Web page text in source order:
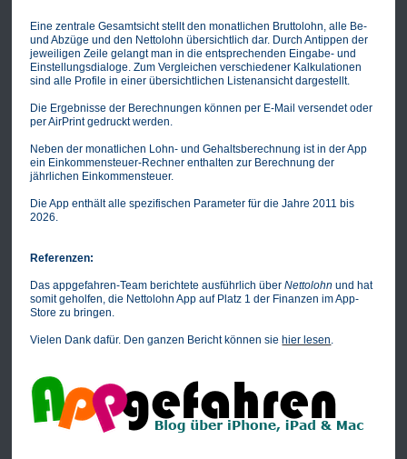
Eine zentrale Gesamtsicht stellt den monatlichen Bruttolohn, alle Be-
und Abzüge und den Nettolohn übersichtlich dar. Durch Antippen der
jeweiligen Zeile gelangt man in die entsprechenden Eingabe- und
Einstellungsdialoge. Zum Vergleichen verschiedener Kalkulationen
sind alle Profile in einer übersichtlichen Listenansicht dargestellt.
Die Ergebnisse der Berechnungen können per E-Mail versendet oder
per AirPrint gedruckt werden.
Neben der monatlichen Lohn- und Gehaltsberechnung ist in der App
ein Einkommensteuer-Rechner enthalten zur Berechnung der
jährlichen Einkommensteuer.
Die App enthält alle spezifischen Parameter für die Jahre 2011 bis
2026.
Referenzen:
Das appgefahren-Team berichtete ausführlich überNettolohn und hat
somit geholfen, die Nettolohn App auf Platz 1 der Finanzen im App-
Store zu bringen.
Vielen Dank dafür. Den ganzen Bericht können sie hier lesen